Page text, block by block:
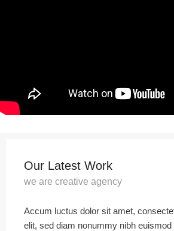
Our Latest Work
we are creative agency
Accum luctus dolor sit amet,
elit, sed diam nonummy nibh euismod